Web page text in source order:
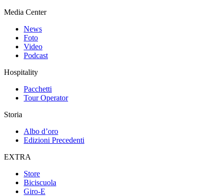
Media Center
News
Foto
Video
Podcast
Hospitality
Pacchetti
Tour Operator
Storia
Albo d’oro
Edizioni Precedenti
EXTRA
Store
Biciscuola
Giro-E